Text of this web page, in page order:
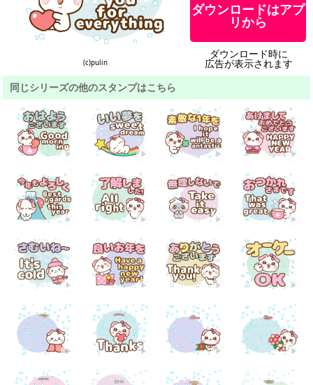
(c)pulin
ダウンロードはアプ
リから
ダウンロード時に
広告が表示されます
同じシリーズの他のスタンプはこちら